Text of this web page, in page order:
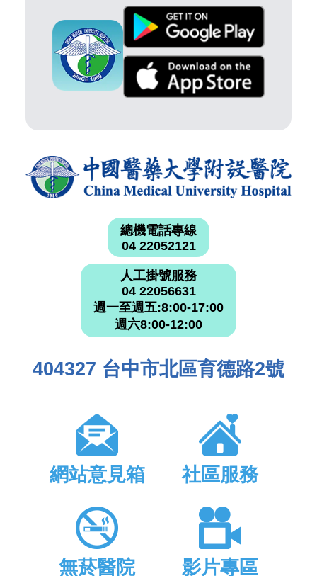
總機電話專線
04 22052121
人工掛號服務
04 22056631
週一至週五:8:00-17:00
週六8:00-12:00
404327 台中市北區育德路2號
網站意見箱 社區服務
無菸醫院 影片專區